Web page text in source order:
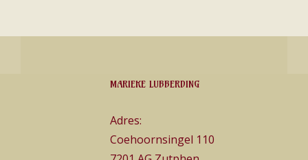
MARIEKE LUBBERDING
Adres:
Coehoornsingel 110